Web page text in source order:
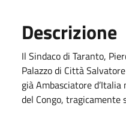
Descrizione
Il Sindaco di Taranto,
Palazzo di Città
già Ambasciatore
del Congo, tragicamente